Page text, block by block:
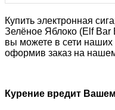
Купить электронная
Зелёное Яблоко (Elf Bar
вы можете в сети наших
оформив заказ на
Курение вредит